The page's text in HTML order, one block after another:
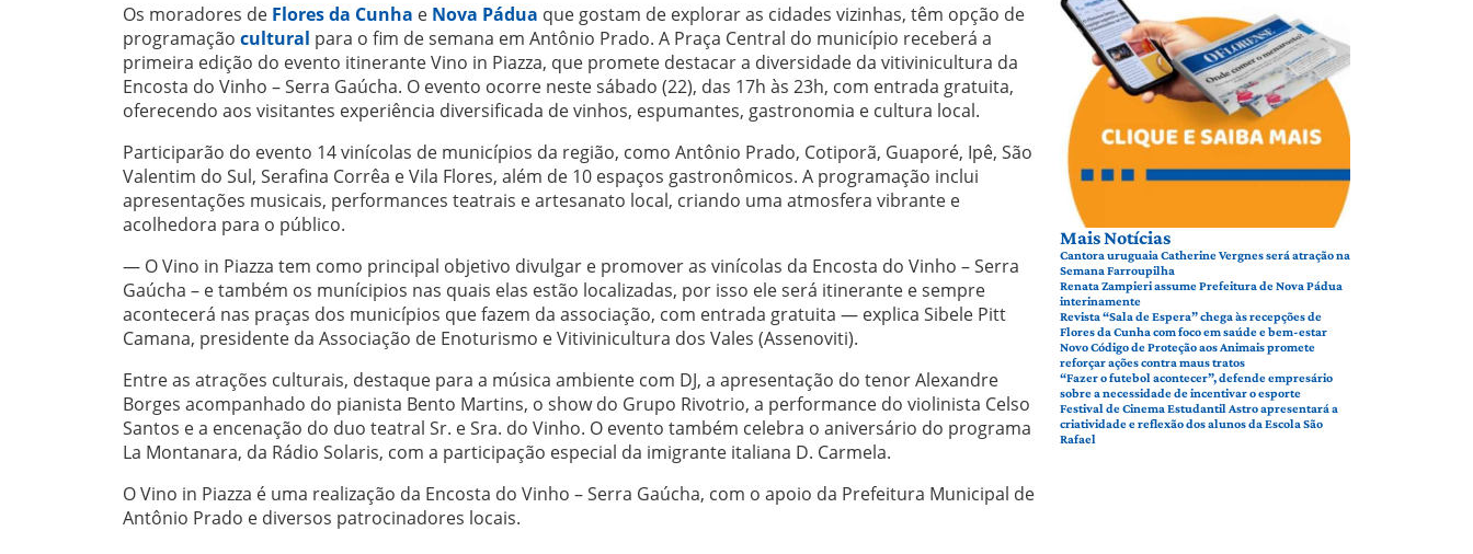
Os moradores de Flores da Cunha e Nova Pádua que gostam de explorar as cidades vizinhas, têm opção de
programação cultural para o fim de semana em Antônio Prado. A Praça Central do município receberá a
primeira edição do evento itinerante Vino in Piazza, que promete destacar a diversidade da vitivinicultura da
Encosta do Vinho – Serra Gaúcha. O evento ocorre neste sábado (22), das 17h às 23h, com entrada gratuita,
oferecendo aos visitantes experiência diversificada de vinhos, espumantes, gastronomia e cultura local.
Participarão do evento 14 vinícolas de municípios da região, como Antônio Prado, Cotiporã, Guaporé, Ipê, São
Valentim do Sul, Serafina Corrêa e Vila Flores, além de 10 espaços gastronômicos. A programação inclui
apresentações musicais, performances teatrais e artesanato local, criando uma atmosfera vibrante e
acolhedora para o público.
— O Vino in Piazza tem como principal objetivo divulgar e promover as vinícolas da Encosta do Vinho – Serra
Gaúcha – e também os munícipios nas quais elas estão localizadas, por isso ele será itinerante e sempre
acontecerá nas praças dos municípios que fazem da associação, com entrada gratuita — explica Sibele Pitt
Camana, presidente da Associação de Enoturismo e Vitivinicultura dos Vales (Assenoviti).
Entre as atrações culturais, destaque para a música ambiente com DJ, a apresentação do tenor Alexandre
Borges acompanhado do pianista Bento Martins, o show do Grupo Rivotrio, a performance do violinista Celso
Santos e a encenação do duo teatral Sr. e Sra. do Vinho. O evento também celebra o aniversário do programa
La Montanara, da Rádio Solaris, com a participação especial da imigrante italiana D. Carmela.
O Vino in Piazza é uma realização da Encosta do Vinho – Serra Gaúcha, com o apoio da Prefeitura Municipal de
Antônio Prado e diversos patrocinadores locais.
Mais Notícias
Cantora uruguaia Catherine Vergnes será atração na
Semana Farroupilha
Renata Zampieri assume Prefeitura de Nova Pádua
interinamente
Revista “Sala de Espera” chega às recepções de
Flores da Cunha com foco em saúde e bem-estar
Novo Código de Proteção aos Animais promete
reforçar ações contra maus tratos
“Fazer o futebol acontecer”, defende empresário
sobre a necessidade de incentivar o esporte
Festival de Cinema Estudantil Astro apresentará a
criatividade e reflexão dos alunos da Escola São
Rafael